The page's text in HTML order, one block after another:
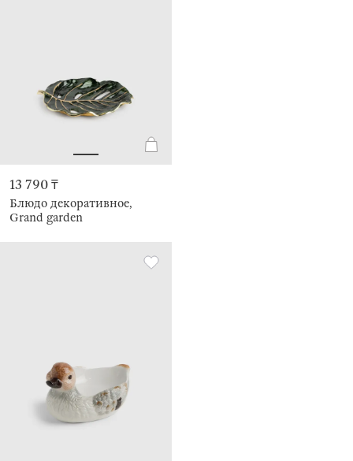
13 790 ₸
Блюдо декоративное,
Grand garden